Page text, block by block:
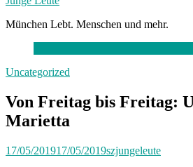
München Lebt. Menschen und mehr.
Uncategorized
Von Freitag bis Freitag:
Marietta
17/05/201917/05/2019szjungeleute